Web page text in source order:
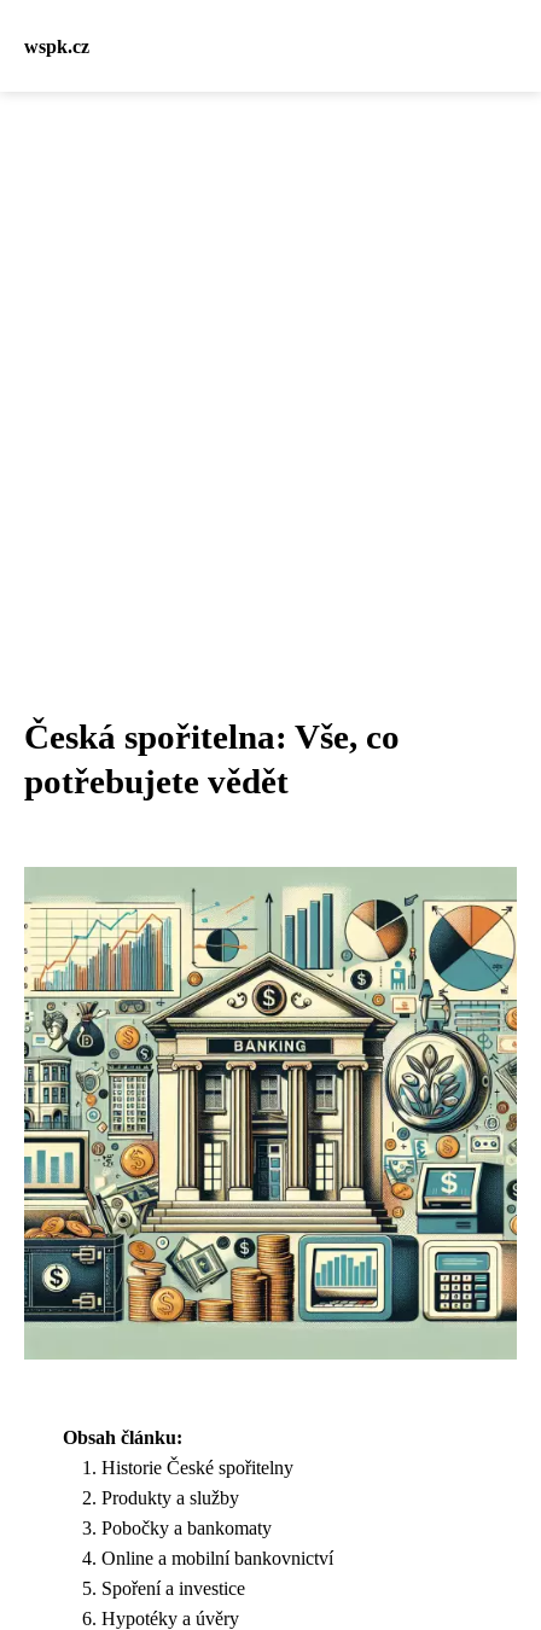
wspk.cz
Česká spořitelna: Vše, co
potřebujete vědět
Obsah článku:
Historie České spořitelny
Produkty a služby
Pobočky a bankomaty
Online a mobilní bankovnictví
Spoření a investice
Hypotéky a úvěry